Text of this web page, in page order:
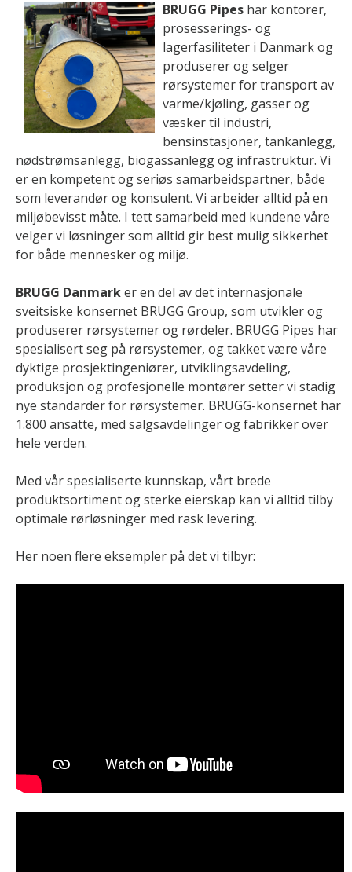
BRUGG Pipes har kontorer,
prosesserings- og
lagerfasiliteter i Danmark og
produserer og selger
rørsystemer for transport av
varme/kjøling, gasser og
væsker til industri,
bensinstasjoner, tankanlegg,
nødstrømsanlegg, biogassanlegg og infrastruktur. Vi
er en kompetent og seriøs samarbeidspartner, både
som leverandør og konsulent. Vi arbeider alltid på en
miljøbevisst måte. I tett samarbeid med kundene våre
velger vi løsninger som alltid gir best mulig sikkerhet
for både mennesker og miljø.
BRUGG Danmarker en del av det internasjonale
sveitsiske konsernet BRUGG Group, som utvikler og
produserer rørsystemer og rørdeler. BRUGG Pipes har
spesialisert seg på rørsystemer, og takket være våre
dyktige prosjektingeniører, utviklingsavdeling,
produksjon og profesjonelle montører setter vi stadig
nye standarder for rørsystemer. BRUGG-konsernet har
1.800 ansatte, med salgsavdelinger og fabrikker over
hele verden.
Med vår spesialiserte kunnskap, vårt brede
produktsortiment og sterke eierskap kan vi alltid tilby
optimale rørløsninger med rask levering.
Her noen flere eksempler på det vi tilbyr: